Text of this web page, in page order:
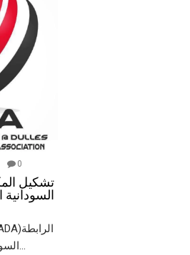
0
تشكيل
السودانية الامريكية بمنطقة دلس...